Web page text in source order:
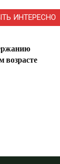
ИНТЕРЕСНО
возрасте